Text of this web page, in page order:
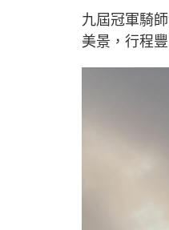
九屆冠軍騎
美景，行程